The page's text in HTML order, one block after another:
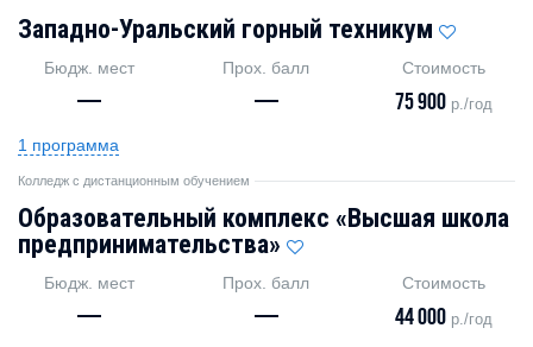
Западно-Уральский горный техникум
Бюдж. мест
—
Прох. балл
—
Стоимость
75 900 р./год
1 программа
Колледж с дистанционным обучением
Образовательный комплекс «Высшая школа
предпринимательства»
Бюдж. мест
—
Прох. балл
—
Стоимость
44 000 р./год